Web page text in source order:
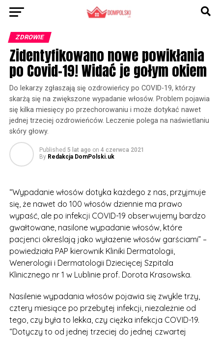
ZDROWIE
Zidentyfikowano nowe powikłania
po Covid-19! Widać je gołym okiem
Do lekarzy zgłaszają się ozdrowieńcy po COVID-19, którzy
skarżą się na zwiększone wypadanie włosów. Problem pojawia
się kilka miesięcy po przechorowaniu i może dotykać nawet
jednej trzeciej ozdrowieńców. Leczenie polega na naświetlaniu
skóry głowy.
Published 5 lat ago on 4 czerwca 2021
By Redakcja DomPolski.uk
“Wypadanie włosów dotyka każdego z nas, przyjmuje
się, że nawet do 100 włosów dziennie ma prawo
wypaść, ale po infekcji COVID-19 obserwujemy bardzo
gwałtowane, nasilone wypadanie włosów, które
pacjenci określają jako wyłażenie włosów garściami” –
powiedziała PAP kierownik Kliniki Dermatologii,
Wenerologii i Dermatologii Dziecięcej Szpitala
Klinicznego nr 1 w Lublinie prof. Dorota Krasowska.
Nasilenie wypadania włosów pojawia się zwykle trzy,
cztery miesiące po przebytej infekcji, niezależnie od
tego, czy była to lekka, czy ciężka infekcja COVID-19.
“Dotyczy to od jednej trzeciej do jednej czwartej